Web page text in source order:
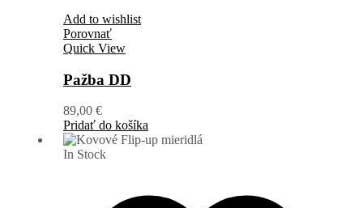
Add to wishlist
Porovnať
Quick View
Pažba DD
89,00 €
Pridať do košíka
In Stock